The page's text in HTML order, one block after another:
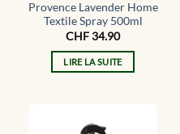
Provence Lavender Home
Textile Spray 500ml
CHF34.90
LIRE LA SUITE